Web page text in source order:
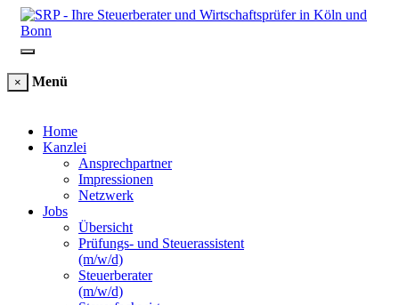
× Menü
Home
Kanzlei
Ansprechpartner
Impressionen
Netzwerk
Jobs
Übersicht
Prüfungs- und Steuerassistent
(m/w/d)
Steuerberater
(m/w/d)